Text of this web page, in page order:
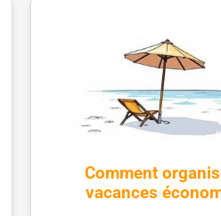
Comment
vacances